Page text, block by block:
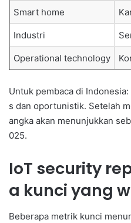
Smart home
Industri
Operational technology
Untuk pembaca di
s dan oportunistik. Setelah
angka akan menunjukkan
025.
IoT security
a kunci yang
Beberapa metrik kunci